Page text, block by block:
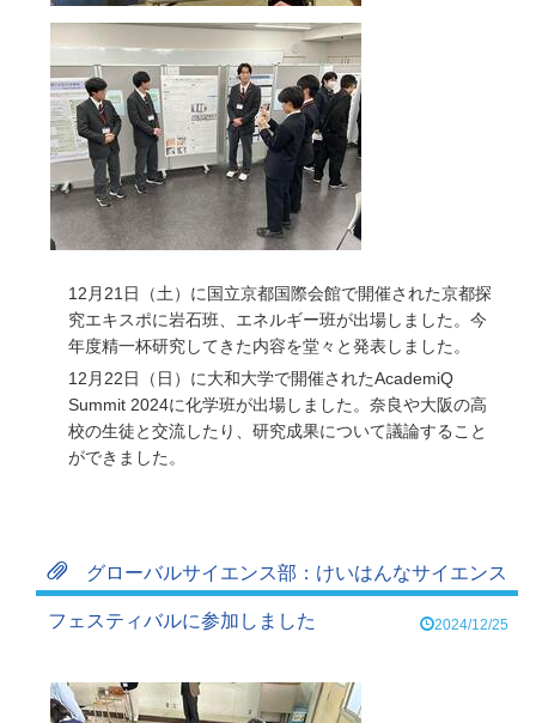
12月21日（土）に国立京都国際会館で開催された京都探
究エキスポに岩石班、エネルギー班が出場しました。今
年度精一杯研究してきた内容を堂々と発表しました。
12月22日（日）に大和大学で開催されたAcademiQ
Summit 2024に化学班が出場しました。奈良や大阪の高
校の生徒と交流したり、研究成果について議論すること
ができました。
グローバルサイエンス部：けいはんなサイエンス
フェスティバルに参加しました 2024/12/25